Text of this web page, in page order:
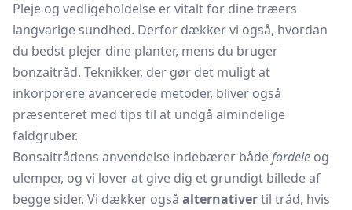
Pleje og vedligeholdelse er vitalt for dine træers
langvarige sundhed. Derfor dækker vi også, hvordan
du bedst plejer dine planter, mens du bruger
bonzaitråd. Teknikker, der gør det muligt at
inkorporere avancerede metoder, bliver også
præsenteret med tips til at undgå almindelige
faldgruber.
Bonsaitrådens anvendelse indebærer bådefordele og
ulemper, og vi lover at give dig et grundigt billede af
begge sider. Vi dækker også alternativertil tråd, hvis